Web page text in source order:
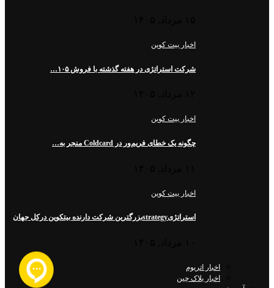
اخبار بیت کوین
شرکت استراتژی در هفته گذشته با فروش ۱۰۵…
اخبار بیت کوین
چگونه یک خطای فریم‌ور در Coldcard منجر به…
اخبار بیت کوین
استراتژیstrategyبزرگترین شرکت دارنده بیتکوین درکل جهان
اخبار اتریوم
اخبار بلاک چین